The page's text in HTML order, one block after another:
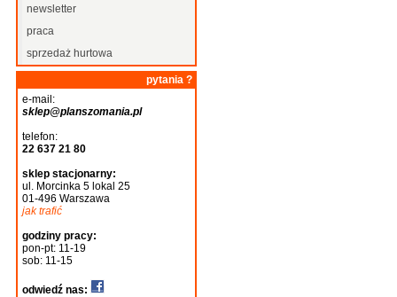
newsletter
praca
sprzedaż hurtowa
pytania ?
e-mail:
sklep@planszomania.pl
telefon:
22 637 21 80
sklep stacjonarny:
ul. Morcinka 5 lokal 25
01-496 Warszawa
jak trafić
godziny pracy:
pon-pt: 11-19
sob: 11-15
odwiedź nas: